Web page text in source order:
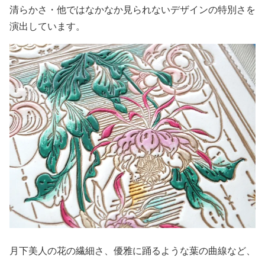
清らかさ・他ではなかなか見られないデザインの特別さを
演出しています。
月下美人の花の繊細さ、優雅に踊るような葉の曲線など、